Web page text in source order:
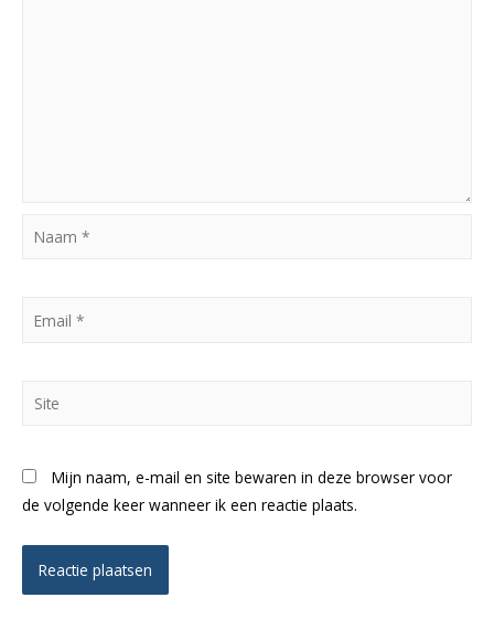
Naam
Mijn naam, e-mail en site bewaren in deze browser voor
de volgende keer wanneer ik een reactie plaats.